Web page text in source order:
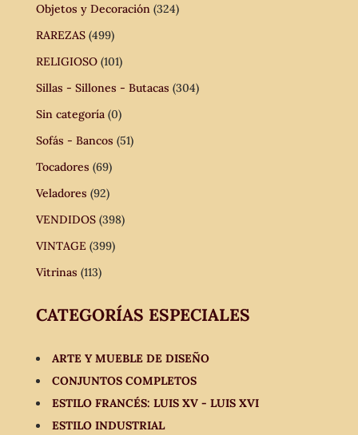
Objetos y Decoración (324)
RAREZAS (499)
RELIGIOSO (101)
Sillas - Sillones - Butacas (304)
Sin categoría (0)
Sofás - Bancos (51)
Tocadores (69)
Veladores (92)
VENDIDOS (398)
VINTAGE (399)
Vitrinas (113)
CATEGORÍAS ESPECIALES
ARTE Y MUEBLE DE DISEÑO
CONJUNTOS COMPLETOS
ESTILO FRANCÉS: LUIS XV - LUIS XVI
ESTILO INDUSTRIAL